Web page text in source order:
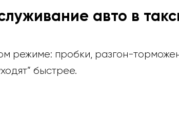
авто в
режиме: пробки, разгон-
быстрее.